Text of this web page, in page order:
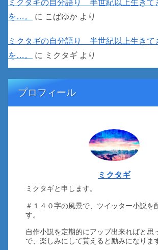
ミクタギの自分語り 半世紀以上生きて
を…。
に こばゆか より
ミクタギの自分語り 半世紀以上生きて
を…。
に ミクタギ より
プロフィール
ミクタギ
ミクタギと申します。
＃１４０字の風景で、ツイッター小説を
す。
自作小説を定期的にアップ出来ればと思
で、楽しみにして貰えると励みになりま